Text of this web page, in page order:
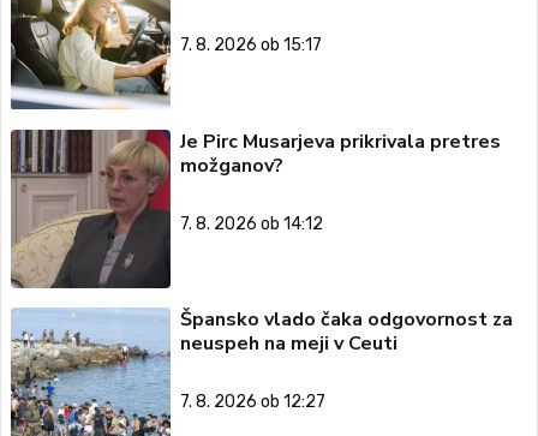
7. 8. 2026 ob 15:17
Je Pirc Musarjeva prikrivala pretres
možganov?
7. 8. 2026 ob 14:12
Špansko vlado čaka odgovornost za
neuspeh na meji v Ceuti
7. 8. 2026 ob 12:27